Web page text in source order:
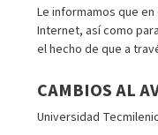
Le informamos que
Internet, así como
el hecho de que a
CAMBIOS AL
Universidad